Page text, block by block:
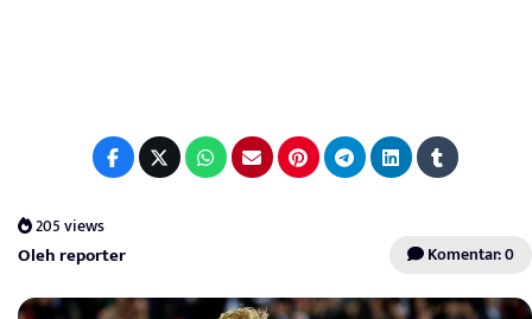
205 views
Oleh reporter Komentar: 0